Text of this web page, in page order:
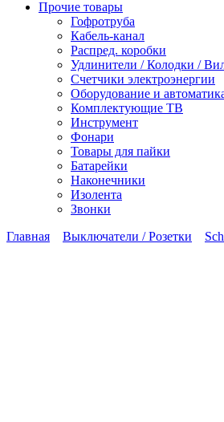
Прочие товары
Гофротруба
Кабель-канал
Распред. коробки
Удлинители / Колодки /
Счетчики электроэнергии
Оборудование и
Комплектующие ТВ
Инструмент
Фонари
Товары для пайки
Батарейки
Наконечники
Изолента
Звонки
Главная
Выключатели / Розетки